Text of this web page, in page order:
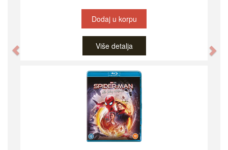
Dodaj u korpu
Više detalja